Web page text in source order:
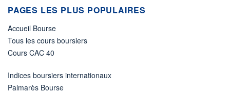
PAGES LES PLUS POPULAIRES
Accueil Bourse
Tous les cours boursiers
Cours CAC 40
Indices boursiers internationaux
Palmarès Bourse